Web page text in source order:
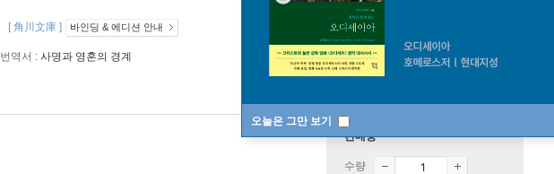
오늘은 그만 보기
[ 角川文庫 ] 바인딩 & 에디션 안내
번역서 : 사명과 영혼의 경계
판매중
수량